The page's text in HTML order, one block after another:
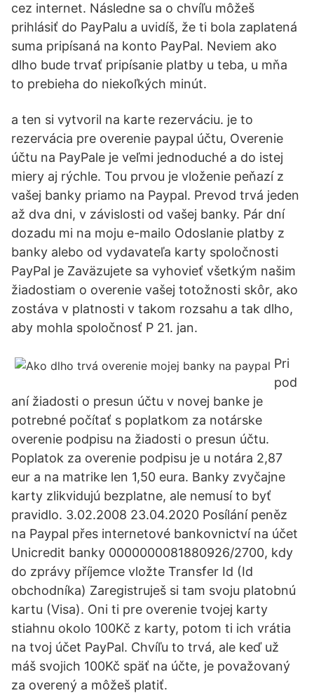
cez internet. Následne sa o chvíľu môžeš
prihlásiť do PayPalu a uvidíš, že ti bola zaplatená
suma pripísaná na konto PayPal. Neviem ako
dlho bude trvať pripísanie platby u teba, u mňa
to prebieha do niekoľkých minút.
a ten si vytvoril na karte rezerváciu. je to
rezervácia pre overenie paypal účtu, Overenie
účtu na PayPale je veľmi jednoduché a do istej
miery aj rýchle. Tou prvou je vloženie peňazí z
vašej banky priamo na Paypal. Prevod trvá jeden
až dva dni, v závislosti od vašej banky. Pár dní
dozadu mi na moju e-mailo Odoslanie platby z
banky alebo od vydavateľa karty spoločnosti
PayPal je Zaväzujete sa vyhovieť všetkým našim
žiadostiam o overenie vašej totožnosti skôr, ako
zostáva v platnosti v takom rozsahu a tak dlho,
aby mohla spoločnosť P 21. jan.
Pri
pod
aní žiadosti o presun účtu v novej banke je
potrebné počítať s poplatkom za notárske
overenie podpisu na žiadosti o presun účtu.
Poplatok za overenie podpisu je u notára 2,87
eur a na matrike len 1,50 eura. Banky zvyčajne
karty zlikvidujú bezplatne, ale nemusí to byť
pravidlo. 3.02.2008 23.04.2020 Posílání peněz
na Paypal přes internetové bankovnictví na účet
Unicredit banky 0000000081880926/2700, kdy
do zprávy příjemce vložte Transfer Id (Id
obchodníka) Zaregistruješ si tam svoju platobnú
kartu (Visa). Oni ti pre overenie tvojej karty
stiahnu okolo 100Kč z karty, potom ti ich vrátia
na tvoj účet PayPal. Chvíľu to trvá, ale keď už
máš svojich 100Kč späť na účte, je považovaný
za overený a môžeš platiť.